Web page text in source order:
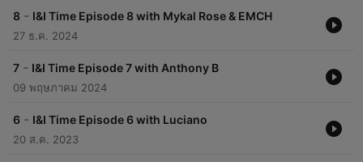
8 - I&I Time Episode 8 with Mykal Rose & EMCH
27 ธ.ค. 2024
7 - I&I Time Episode 7 with Anthony B
09 พฤษภาคม 2024
6 - I&I Time Episode 6 with Luciano
20 ส.ค. 2023